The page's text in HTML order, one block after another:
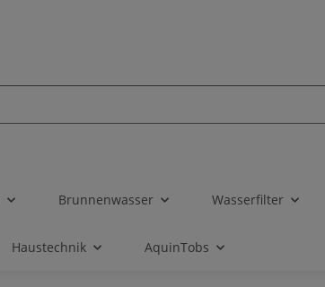
Brunnenwasser Wasserfilter
Haustechnik AquinTobs